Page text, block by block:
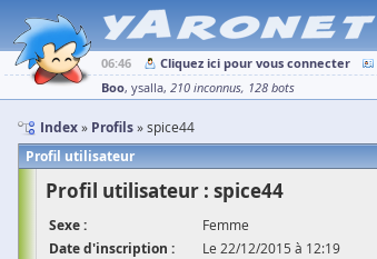
06:46 Cliquez ici pour vous connecter
Boo ysalla 210 inconnus 128 bots
Index Profils spice44
Profil utilisateur
Profil utilisateur : spice44
Sexe : Femme
Date d'inscription : Le 22/12/2015 à 12:19